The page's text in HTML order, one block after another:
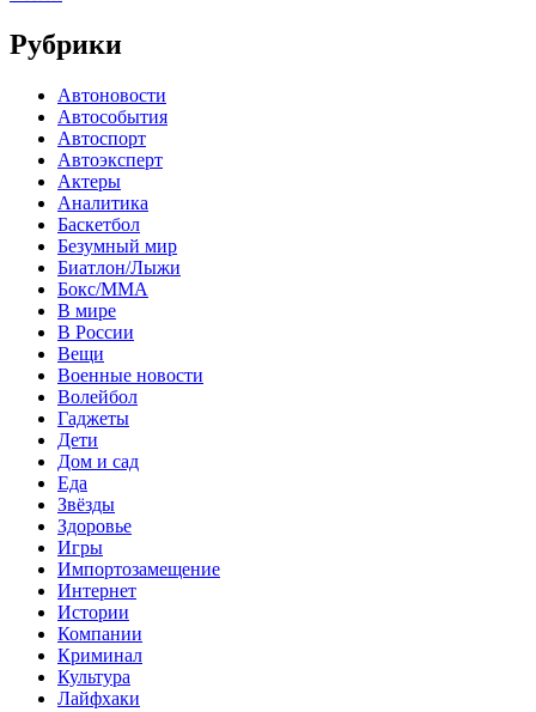
Рубрики
Автоновости
Автособытия
Автоспорт
Автоэксперт
Актеры
Аналитика
Баскетбол
Безумный мир
Биатлон/Лыжи
Бокс/MMA
В мире
В России
Вещи
Военные новости
Волейбол
Гаджеты
Дети
Дом и сад
Еда
Звёзды
Здоровье
Игры
Импортозамещение
Интернет
Истории
Компании
Криминал
Культура
Лайфхаки